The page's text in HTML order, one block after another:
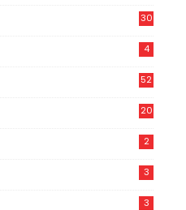
30
4
52
20
2
3
3